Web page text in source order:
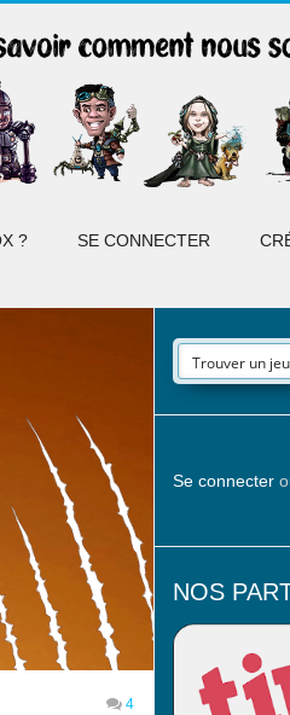
? SE CONNECTER
4
Se connecter
NOS